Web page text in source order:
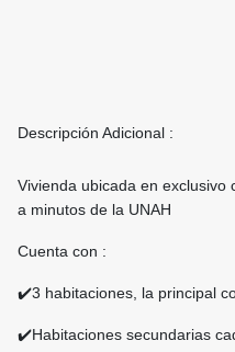
Descripción Adicional :
Vivienda ubicada en exclusivo
a minutos de la UNAH
Cuenta con :
✔️3 habitaciones, la principal
✔️Habitaciones secundarias